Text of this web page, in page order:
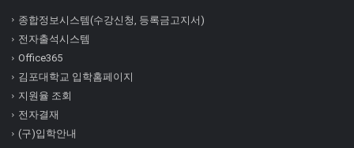
종합정보시스템(수강신청, 등록금고지서)
전자출석시스템
Office365
김포대학교 입학홈페이지
지원율 조회
전자결재
(구)입학안내